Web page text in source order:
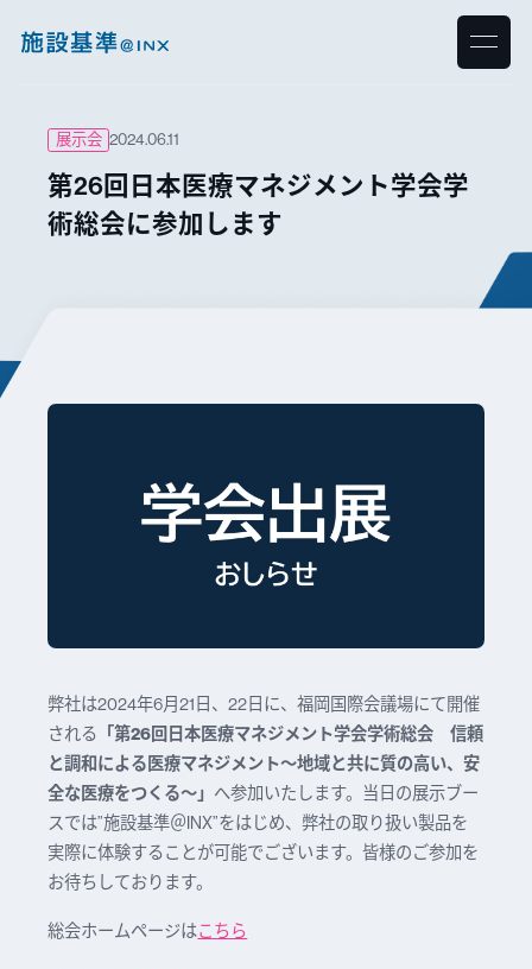
展示会 2024.06.11
第26回日本医療マネジメント学会学
術総会に参加します
弊社は2024年6月21日、22日に、福岡国際会議場にて開催
される
「第26回日本医療マネジメント学会学術総会 信頼
と調和による医療マネジメント～地域と共に質の高い、安
全な医療をつくる～」 へ参加いたします。当日の展示ブー
スでは”施設基準＠INX”をはじめ、弊社の取り扱い製品を
実際に体験することが可能でございます。皆様のご参加を
お待ちしております。
総会ホームページはこちら